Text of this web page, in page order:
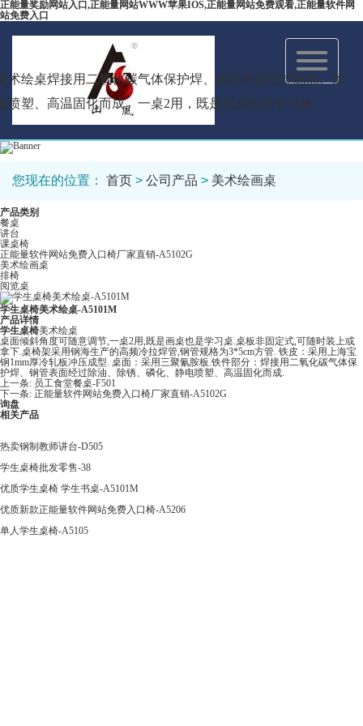
正能量奖励网站入口,正能量网站WWW苹果IOS,正能量网站免费观看,正能量软件网
站免费入口
Toggle
navigation
您现在的位置： 首页 > 公司产品 > 美术绘画桌
产品类别
餐桌
讲台
课桌椅
正能量软件网站免费入口椅厂家直销-A5102G
美术绘画桌
排椅
阅览桌
绘桌焊接用二氧化碳气体保护焊、钢管表面经过除油、除
静电喷塑、高温固化而成。一桌2用，既是画桌也是学习桌
学生桌椅美术绘桌-A5101M
产品详情
学生桌椅美术绘桌
桌面倾斜角度可随意调节,一桌2用,既是画桌也是学习桌.桌板非固定式,可随时装上或
拿下.桌椅架采用钢海生产的高频冷拉焊管,钢管规格为3*5cm方管. 铁皮：采用上海宝
钢1mm厚冷轧板冲压成型. 桌面：采用三聚氰胺板.铁件部分：焊接用二氧化碳气体保
护焊、钢管表面经过除油、除锈、磷化、静电喷塑、高温固化而成.
上一条: 员工食堂餐桌-F501
下一条: 正能量软件网站免费入口椅厂家直销-A5102G
询盘
相关产品
热卖钢制教师讲台-D505
学生桌椅批发零售-38
优质学生桌椅 学生书桌-A5101M
优质新款正能量软件网站免费入口椅-A5206
单人学生桌椅-A5105